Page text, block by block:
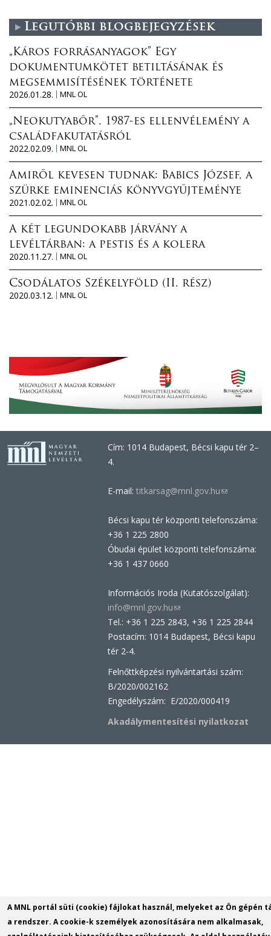
Legutóbbi blogbejegyzések
„Káros forrásanyagok” Egy
dokumentumkötet betiltásának és
megsemmisítésének története
2026.01.28.
MNL OL
„Neokutyabőr”. 1987-es ellenvélemény a
családfakutatásról
2022.02.09.
MNL OL
Amiről kevesen tudnak: Babics József, a
szürke eminenciás könyvgyűjteménye
2021.02.02.
MNL OL
A két legundokabb járvány a
levéltárban: a pestis és a kolera
2020.11.27.
MNL OL
Csodálatos Székelyföld (II. rész)
2020.03.12.
MNL OL
Cím: 1014 Budapest, Bécsi kapu tér 2–
4.
E-mail: titkarsag@mnl.gov.hu(link
e-
Bécsi kapu tér központi telefonszáma:
+36 1 225 2800
Óbudai épület központi telefonszáma:
+36 1 437 0660
Információs Iroda (Kutatószolgálat):
info@mnl.gov.hu(link
sends
e-
Tel.: +36 1 225 2843, +36 1 225 2844
Postacím: 1014 Budapest, Bécsi kapu
tér 2-4.
Felnőttképzési nyilvántartási szám:
B/2020/002162
Engedélyszám: E/2020/000419
Akadálymentesítési nyilatkozat
A MNL portál süti (cookie) fájlokat használ, melyeket az Ön gépén
a rendszer. A cookie-k személyek azonosítására nem alkalmasak,